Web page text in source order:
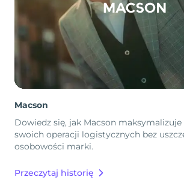
Macson
Dowiedz się, jak Macson
swoich operacji logistycznych bez
osobowości marki.
Przeczytaj historię